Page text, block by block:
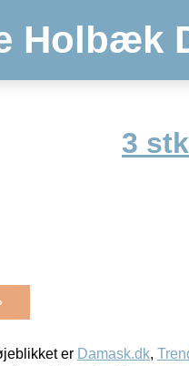
Holbæk
3
er Damask.dk,